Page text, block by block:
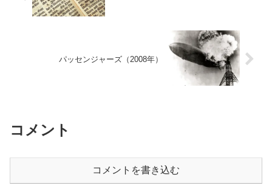
パッセンジャーズ（2008年）
コメント
コメントを書き込む